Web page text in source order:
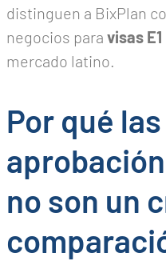
distinguen a BixPlan
negocios para visas E1
mercado latino.
Por qué
no son un